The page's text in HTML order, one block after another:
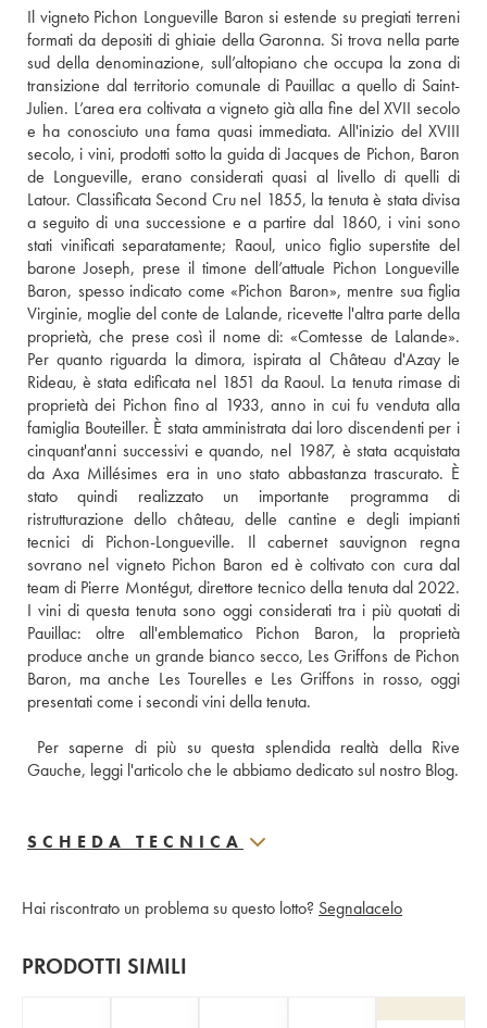
Il vigneto Pichon Longueville Baron si estende su pregiati terreni
formati da depositi di ghiaie della Garonna. Si trova nella parte
sud della denominazione, sull’altopiano che occupa la zona di
transizione dal territorio comunale di Pauillac a quello di Saint-
Julien. L’area era coltivata a vigneto già alla fine del XVII secolo
e ha conosciuto una fama quasi immediata. All'inizio del XVIII
secolo, i vini, prodotti sotto la guida di Jacques de Pichon, Baron
de Longueville, erano considerati quasi al livello di quelli di
Latour. Classificata Second Cru nel 1855, la tenuta è stata divisa
a seguito di una successione e a partire dal 1860, i vini sono
stati vinificati separatamente; Raoul, unico figlio superstite del
barone Joseph, prese il timone dell’attuale Pichon Longueville
Baron, spesso indicato come «Pichon Baron», mentre sua figlia
Virginie, moglie del conte de Lalande, ricevette l'altra parte della
proprietà, che prese così il nome di: «Comtesse de Lalande».
Per quanto riguarda la dimora, ispirata al Château d'Azay le
Rideau, è stata edificata nel 1851 da Raoul. La tenuta rimase di
proprietà dei Pichon fino al 1933, anno in cui fu venduta alla
famiglia Bouteiller. È stata amministrata dai loro discendenti per i
cinquant'anni successivi e quando, nel 1987, è stata acquistata
da Axa Millésimes era in uno stato abbastanza trascurato. È
stato quindi realizzato un importante programma di
ristrutturazione dello château, delle cantine e degli impianti
tecnici di Pichon-Longueville. Il cabernet sauvignon regna
sovrano nel vigneto Pichon Baron ed è coltivato con cura dal
team di Pierre Montégut, direttore tecnico della tenuta dal 2022.
I vini di questa tenuta sono oggi considerati tra i più quotati di
Pauillac: oltre all'emblematico Pichon Baron, la proprietà
produce anche un grande bianco secco, Les Griffons de Pichon
Baron, ma anche Les Tourelles e Les Griffons in rosso, oggi
presentati come i secondi vini della tenuta.
Per saperne di più su questa splendida realtà della Rive
Gauche, leggi l'articolo che le abbiamo dedicato sul nostro Blog.
SCHEDA TECNICA
Hai riscontrato un problema su questo lotto? Segnalacelo
PRODOTTI SIMILI